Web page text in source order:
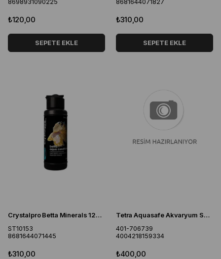
8698931090225
₺120,00
SEPETE EKLE
8681644071827
₺310,00
SEPETE EKLE
Crystalpro Betta Minerals 125 ml Beta Balıkları Için Sağlık Destekleyici Mineral Katkısı
ST10153
8681644071445
₺310,00
Tetra Aquasafe Akvaryum Su Düzenleyicisi 100 ml
401-706739
4004218159334
₺400,00